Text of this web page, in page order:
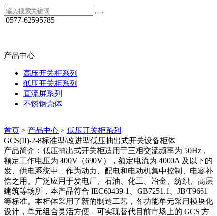
0577-62595785
产品中心
高压开关柜系列
低压开关柜系列
直流屏系列
不锈钢壳体
首页 > 产品中心 > 低压开关柜系列
GCS(II)-2-8标准型/改进型低压抽出式开关设备柜体
产品简介：低压抽出式开关柜适用于三相交流频率为 50Hz，
额定工作电压为 400V（690V），额定电流为 4000A 及以下的
发、供电系统中，作为动力、配电和电动机集中控制、电容补
偿之用。广泛应用于发电厂、石油、化工、冶金、纺织、高层
建筑等场所，本产品符合 IEC60439-1、GB7251.1、JB/T9661
等标准。本柜体采用了新的制造工艺，各功能单元采用模块化
设计，单元组合灵活方便，可实现替代目前市场上的 GCS 方